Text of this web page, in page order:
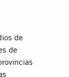
de
de